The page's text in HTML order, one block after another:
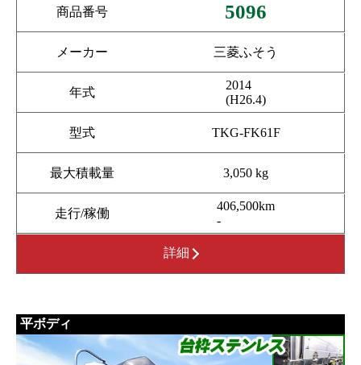
商品番号 5096
メーカー 三菱ふそう
年式
2014
(H26.4)
型式 TKG-FK61F
最大積載量 3,050 kg
走行/稼働
406,500km
-
詳細
平ボディ